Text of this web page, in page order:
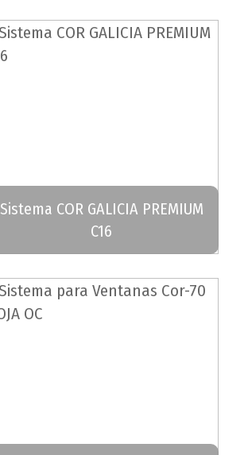
Sistema COR GALICIA PREMIUM
C16